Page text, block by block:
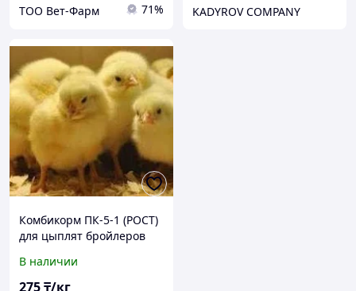
ТОО Вет-Фарм 71% KADYROV COMPANY
Комбикорм ПК-5-1 (РОСТ)
для цыплят бройлеров
АЛ и КС"
В наличии
275₸/кг